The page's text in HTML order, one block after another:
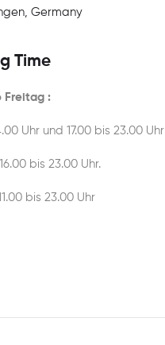
Germany
Time
Freitag :
Uhr und 17.00 bis 23.00 Uhr
bis 23.00 Uhr.
bis 23.00 Uhr